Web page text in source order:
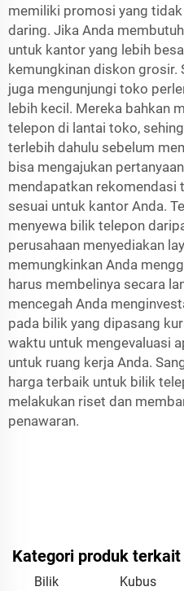
memiliki promosi yang
daring. Jika Anda
untuk kantor yang lebih
kemungkinan diskon grosir.
juga mengunjungi toko
lebih kecil. Mereka bahkan
telepon di lantai toko,
terlebih dahulu sebelum
bisa mengajukan
mendapatkan rekomendasi
sesuai untuk kantor Anda.
menyewa bilik telepon
perusahaan menyediakan
memungkinkan Anda
harus membelinya secara
mencegah Anda
pada bilik yang dipasang
waktu untuk mengevaluasi
untuk ruang kerja Anda.
harga terbaik untuk bilik
melakukan riset dan
penawaran.
Kategori produk terkait
Bilik
Kubus